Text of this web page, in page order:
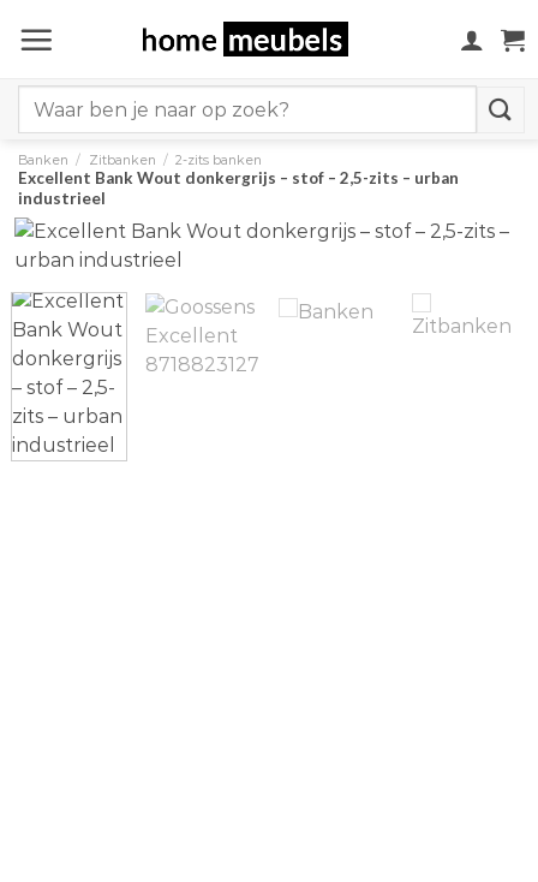
naar
for:
Banken / Zitbanken / 2-zits banken
Excellent Bank Wout donkergrijs – stof – 2,5-zits – urban
industrieel